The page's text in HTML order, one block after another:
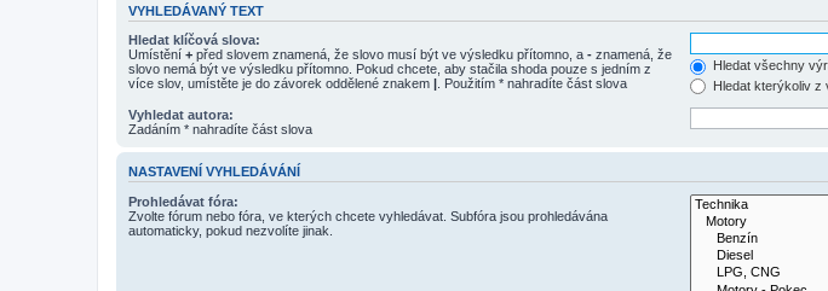
VYHLEDÁVANÝ TEXT
Hledat klíčová slova:
Umístění + před slovem znamená, že slovo musí být ve výsledku přítomno, a - znamená, že
slovo nemá být ve výsledku přítomno. Pokud chcete, aby stačila shoda pouze s jedním z
více slov, umístěte je do závorek oddělené znakem | . Použitím * nahradíte část slova
Hledat všechny
Hledat kterýkoliv z
Vyhledat autora:
Zadáním * nahradíte část slova
NASTAVENÍ VYHLEDÁVÁNÍ
Prohledávat fóra:
Zvolte fórum nebo fóra, ve kterých chcete vyhledávat. Subfóra jsou prohledávána
automaticky, pokud nezvolíte jinak.